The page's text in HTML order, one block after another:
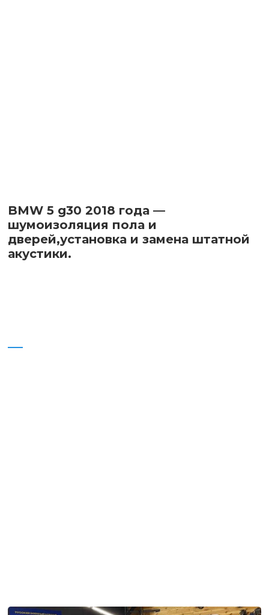
BMW 5 g30 2018 года —
шумоизоляция пола и
дверей,установка и замена штатной
акустики.